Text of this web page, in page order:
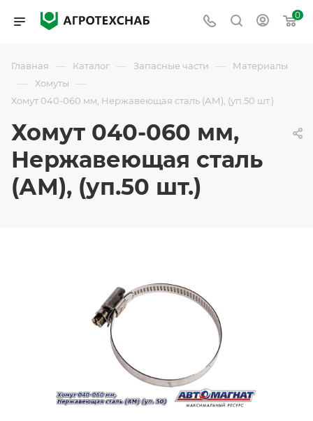
0
Главная — Каталог — Запасные части — Материалы
— Хомуты —
Хомут 040-060 мм, Нержавеющая сталь (АМ), (уп.50 шт.)
Хомут 040-060 мм,
Нержавеющая сталь
(АМ), (уп.50 шт.)